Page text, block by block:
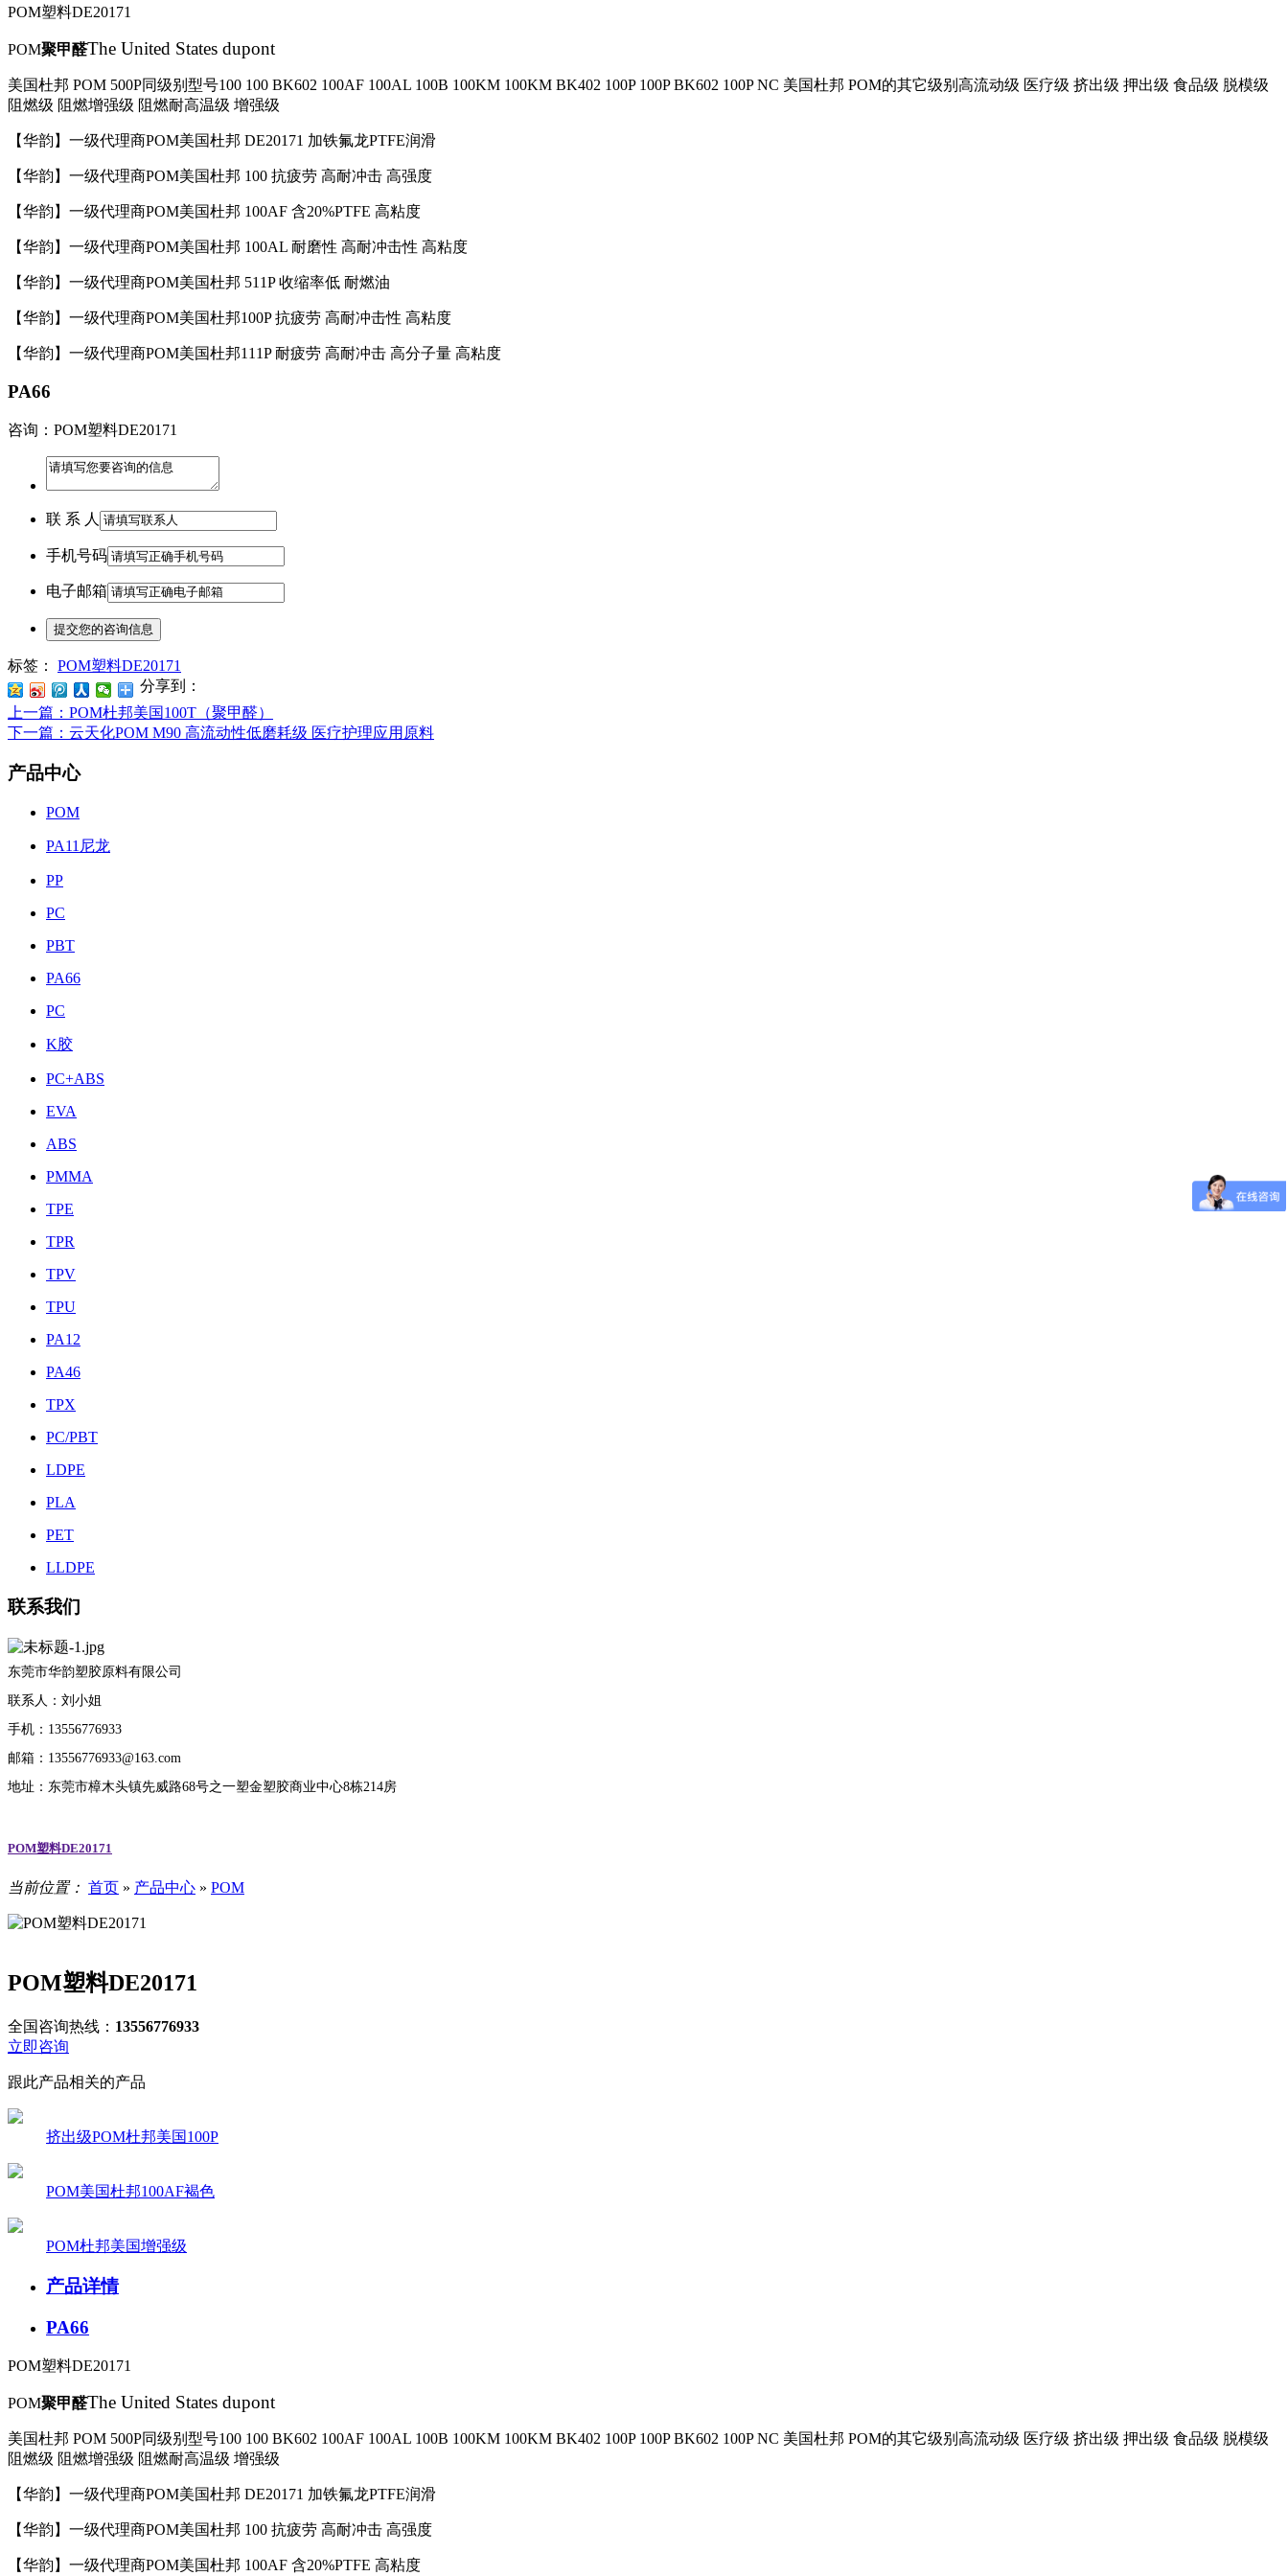
POM塑料DE20171
POM聚甲醛The United States dupont
美国杜邦 POM 500P同级别型号100 100 BK602 100AF 100AL 100B 100KM 100KM BK402 100P 100P BK602 100P NC 美国杜邦 POM的其它级别高流动级 医疗级 挤出级 押出级 食品级 脱模级
阻燃级 阻燃增强级 阻燃耐高温级 增强级
【华韵】一级代理商POM美国杜邦 DE20171 加铁氟龙PTFE润滑
【华韵】一级代理商POM美国杜邦 100 抗疲劳 高耐冲击 高强度
【华韵】一级代理商POM美国杜邦 100AF 含20%PTFE 高粘度
【华韵】一级代理商POM美国杜邦 100AL 耐磨性 高耐冲击性 高粘度
【华韵】一级代理商POM美国杜邦 511P收缩率低 耐燃油
【华韵】一级代理商POM美国杜邦100P抗疲劳 高耐冲击性 高粘度
【华韵】一级代理商POM美国杜邦111P耐疲劳 高耐冲击 高分子量 高粘度
PA66
咨询：POM塑料DE20171
联 系 人
手机号码
电子邮箱
标签：
POM塑料DE20171
分享到：
上一篇 ：POM杜邦美国100T（聚甲醛）
下一篇 ：云天化POM M90 高流动性低磨耗级 医疗护理应用原料
产品中心
POM
PA11尼龙
PP
PC
PBT
PA66
PC
K胶
PC+ABS
EVA
ABS
PMMA
TPE
TPR
TPV
TPU
PA12
PA46
TPX
PC/PBT
LDPE
PLA
PET
LLDPE
联系我们
东莞市华韵塑胶原料有限公司
联系人：刘小姐
手机：13556776933
邮箱：13556776933@163.com
地址：东莞市樟木头镇先威路68号之一塑金塑胶商业中心8栋214房
POM塑料DE20171
当前位置： 首页 » 产品中心 » POM
POM塑料DE20171
全国咨询热线： 13556776933
立即咨询
跟此产品相关的产品
挤出级POM杜邦美国100P
POM美国杜邦100AF褐色
POM杜邦美国增强级
产品详情
PA66
POM塑料DE20171
POM聚甲醛The United States dupont
美国杜邦 POM 500P同级别型号100 100 BK602 100AF 100AL 100B 100KM 100KM BK402 100P 100P BK602 100P NC 美国杜邦 POM的其它级别高流动级 医疗级 挤出级 押出级 食品级 脱模级
阻燃级 阻燃增强级 阻燃耐高温级 增强级
【华韵】一级代理商POM美国杜邦 DE20171 加铁氟龙PTFE润滑
【华韵】一级代理商POM美国杜邦 100 抗疲劳 高耐冲击 高强度
【华韵】一级代理商POM美国杜邦 100AF 含20%PTFE 高粘度